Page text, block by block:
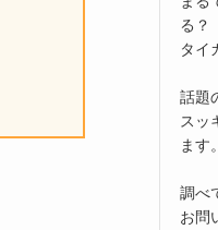
る？
タイ
話題
スッ
ます。
調べ
お問